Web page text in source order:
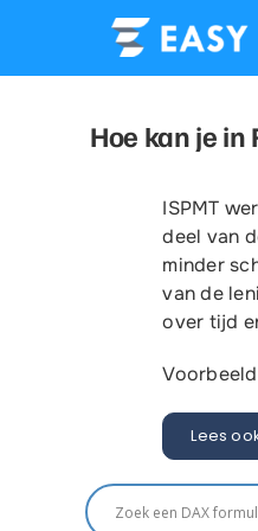
Hoe kan je
ISPMT
deel van
minder
van de
over tijd
Lees